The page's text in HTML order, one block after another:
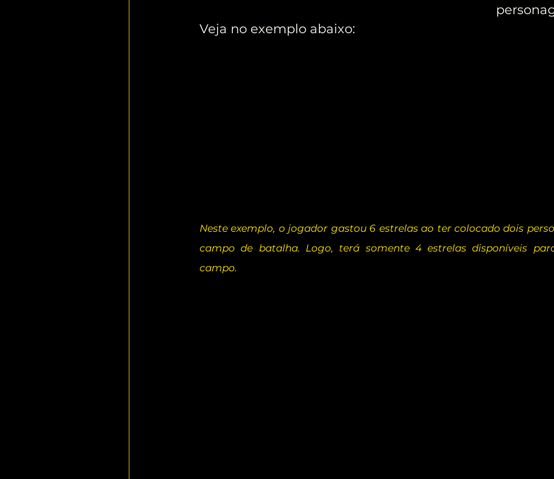
Veja no exemplo abaixo:
Neste exemplo, o jogador gastou 6 estrelas ao ter colocado dois
campo de batalha. Logo, terá somente 4 estrelas disponíveis
campo.